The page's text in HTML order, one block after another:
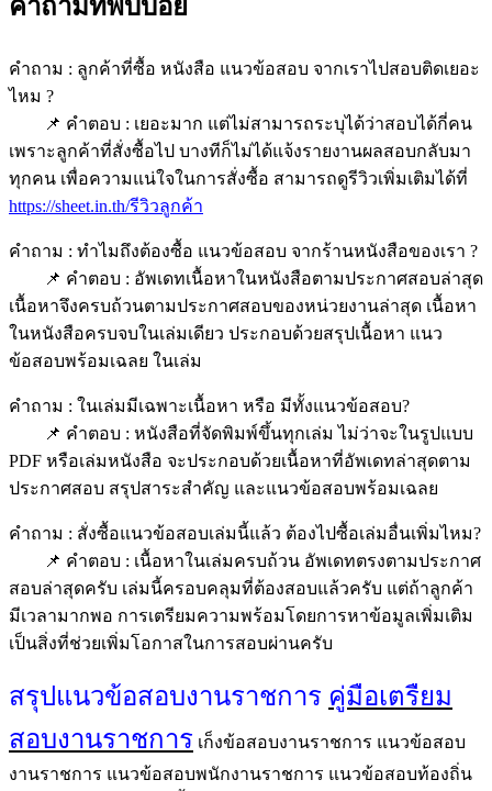
คำถามที่พบบ่อย
คำถาม : ลูกค้าที่ซื้อ หนังสือ แนวข้อสอบ จากเราไปสอบติดเยอะ
ไหม ?
📌 คำตอบ : เยอะมาก แต่ไม่สามารถระบุได้ว่าสอบได้กี่คน
เพราะลูกค้าที่สั่งซื้อไป บางทีก็ไม่ได้แจ้งรายงานผลสอบกลับมา
ทุกคน เพื่อความแน่ใจในการสั่งซื้อ สามารถดูรีวิวเพิ่มเติมได้ที่
https://sheet.in.th/รีวิวลูกค้า
คำถาม : ทำไมถึงต้องซื้อ แนวข้อสอบ จากร้านหนังสือของเรา ?
📌 คำตอบ : อัพเดทเนื้อหาในหนังสือตามประกาศสอบล่าสุด
เนื้อหาจึงครบถ้วนตามประกาศสอบของหน่วยงานล่าสุด เนื้อหา
ในหนังสือครบจบในเล่มเดียว ประกอบด้วยสรุปเนื้อหา แนว
ข้อสอบพร้อมเฉลย ในเล่ม
คำถาม : ในเล่มมีเฉพาะเนื้อหา หรือ มีทั้งแนวข้อสอบ?
📌 คำตอบ : หนังสือที่จัดพิมพ์ขึ้นทุกเล่ม ไม่ว่าจะในรูปแบบ
PDF หรือเล่มหนังสือ จะประกอบด้วยเนื้อหาที่อัพเดทล่าสุดตาม
ประกาศสอบ สรุปสาระสำคัญ และแนวข้อสอบพร้อมเฉลย
คำถาม : สั่งซื้อแนวข้อสอบเล่มนี้แล้ว ต้องไปซื้อเล่มอื่นเพิ่มไหม?
📌 คำตอบ : เนื้อหาในเล่มครบถ้วน อัพเดทตรงตามประกาศ
สอบล่าสุดครับ เล่มนี้ครอบคลุมที่ต้องสอบแล้วครับ แต่ถ้าลูกค้า
มีเวลามากพอ การเตรียมความพร้อมโดยการหาข้อมูลเพิ่มเติม
เป็นสิ่งที่ช่วยเพิ่มโอกาสในการสอบผ่านครับ
สรุปแนวข้อสอบงานราชการ คู่มือเตรืยม
สอบงานราชการ เก็งข้อสอบงานราชการ แนวข้อสอบ
งานราชการ แนวข้อสอบพนักงานราชการ แนวข้อสอบท้องถิ่น